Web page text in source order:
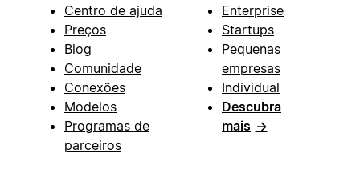
Centro de ajuda
Preços
Blog
Comunidade
Conexões
Modelos
Programas de
parceiros
Enterprise
Startups
Pequenas
empresas
Individual
Descubra
mais →